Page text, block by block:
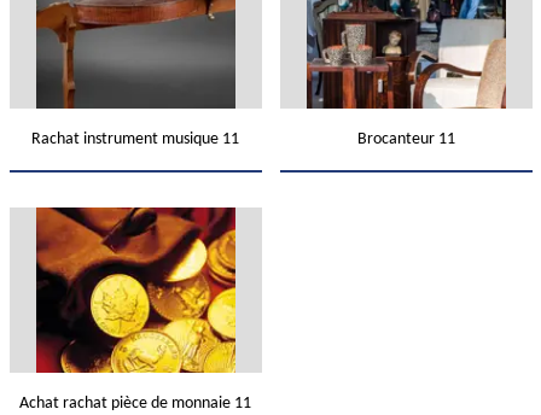
Rachat instrument musique 11 Brocanteur 11
Achat rachat pièce de monnaie 11